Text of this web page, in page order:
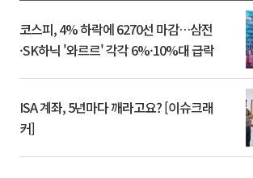
코스피, 4% 하락에 6270선 마감…삼전
·SK하닉 '와르르' 각각 6%·10%대 급락
ISA 계좌, 5년마다 깨라고요? [이슈크래
커]